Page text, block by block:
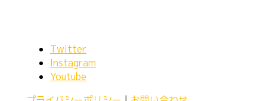
Twitter
Instagram
Youtube